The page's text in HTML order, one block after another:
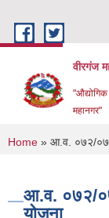
वीरगंज
महानगर"
You are
Home » आ.व. ०७२/
आ.व. ०७२/
योजना